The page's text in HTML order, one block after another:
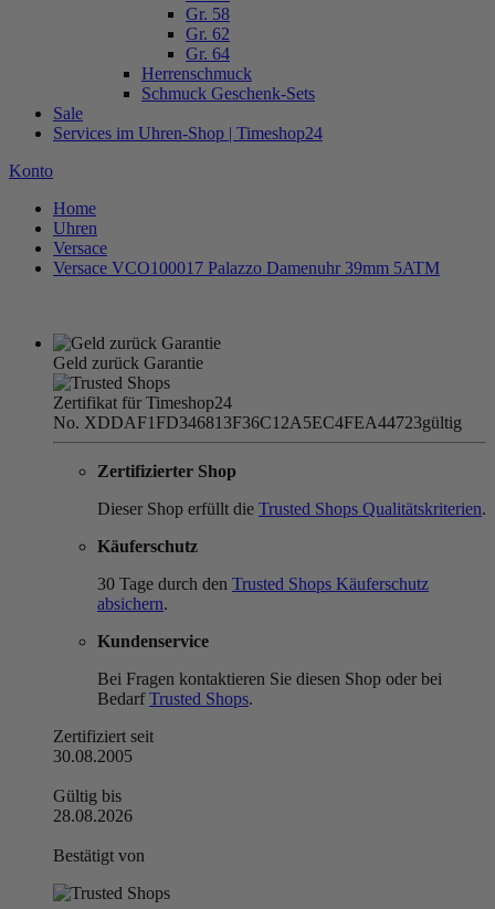
Gr. 58
Gr. 62
Gr. 64
Herrenschmuck
Schmuck Geschenk-Sets
Sale
Services im Uhren-Shop | Timeshop24
Konto
Home
Uhren
Versace
Versace VCO100017 Palazzo Damenuhr 39mm 5ATM
Geld zurück Garantie
Zertifikat für Timeshop24
No. XDDAF1FD346813F36C12A5EC4FEA44723gültig
Zertifizierter Shop
Dieser Shop erfüllt die Trusted Shops Qualitätskriterien.
Käuferschutz
30 Tage durch den Trusted Shops Käuferschutz
absichern.
Kundenservice
Bei Fragen kontaktieren Sie diesen Shop oder bei
BedarfTrusted Shops.
Zertifiziert seit
30.08.2005
Gültig bis
28.08.2026
Bestätigt von